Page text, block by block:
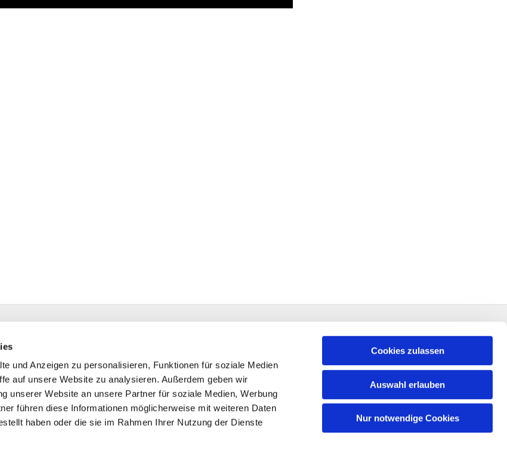
und Anzeigen zu personalisieren, Funktionen für soziale Medien
auf unsere Website zu analysieren. Außerdem geben wir
unserer Website an unsere Partner für soziale Medien, Werbung
führen diese Informationen möglicherweise mit weiteren Daten
haben oder die sie im Rahmen Ihrer Nutzung der Dienste
Cookies zulassen
Auswahl erlauben
Nur notwendige Cookies
ekvw.de